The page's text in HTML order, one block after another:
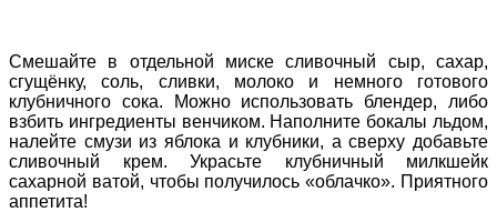
Смешайте в отдельной миске сливочный сыр, сахар,
сгущёнку, соль, сливки, молоко и немного готового
клубничного сока. Можно использовать блендер, либо
взбить ингредиенты венчиком. Наполните бокалы льдом,
налейте смузи из яблока и клубники, а сверху добавьте
сливочный крем. Украсьте клубничный милкшейк
сахарной ватой, чтобы получилось «облачко». Приятного
аппетита!